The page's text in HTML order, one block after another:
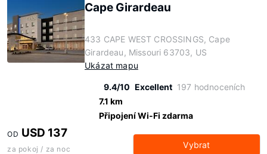
Cape Girardeau
433 CAPE WEST CROSSINGS, Cape
Girardeau, Missouri 63703, US
Ukázat mapu
9.4/10 Excellent 197 hodnoceních
7.1 km
Připojení Wi-Fi zdarma
OD USD 137
za pokoj / za noc Vybrat